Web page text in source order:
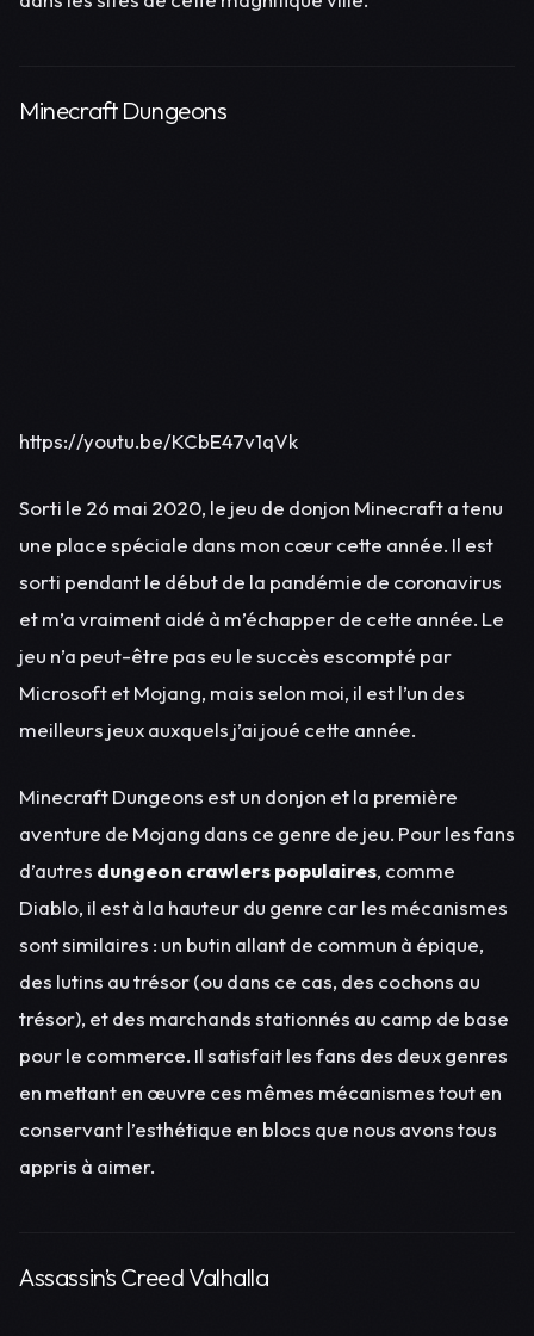
Minecraft Dungeons
https://youtu.be/KCbE47v1qVk
Sorti le 26 mai 2020, le jeu de donjon Minecraft a tenu
une place spéciale dans mon cœur cette année. Il est
sorti pendant le début de la pandémie de coronavirus
et m’a vraiment aidé à m’échapper de cette année. Le
jeu n’a peut-être pas eu le succès escompté par
Microsoft et Mojang, mais selon moi, il est l’un des
meilleurs jeux auxquels j’ai joué cette année.
Minecraft Dungeons est un donjon et la première
aventure de Mojang dans ce genre de jeu. Pour les fans
d’autres dungeon crawlers populaires, comme
Diablo, il est à la hauteur du genre car les mécanismes
sont similaires : un butin allant de commun à épique,
des lutins au trésor (ou dans ce cas, des cochons au
trésor), et des marchands stationnés au camp de base
pour le commerce. Il satisfait les fans des deux genres
en mettant en œuvre ces mêmes mécanismes tout en
conservant l’esthétique en blocs que nous avons tous
appris à aimer.
Assassin’s Creed Valhalla